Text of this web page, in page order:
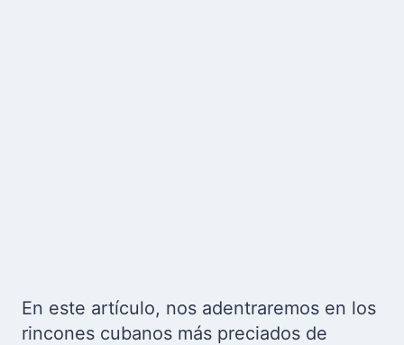
En este artículo, nos adentraremos en los
rincones cubanos más preciados de